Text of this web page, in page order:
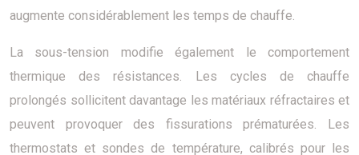
augmente considérablement les temps de chauffe.
La sous-tension modifie également le comportement
thermique des résistances. Les cycles de chauffe
prolongés sollicitent davantage les matériaux réfractaires et
peuvent provoquer des fissurations prématurées. Les
thermostats et sondes de température, calibrés pour les